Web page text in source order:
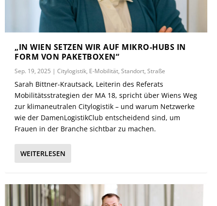
„IN WIEN SETZEN WIR AUF MIKRO-HUBS IN
FORM VON PAKETBOXEN“
Sep. 19, 2025 |Citylogistik, E-Mobilität,Standort,Straße
Sarah Bittner-Krautsack, Leiterin des Referats
Mobilitätsstrategien der MA 18, spricht über Wiens Weg
zur klimaneutralen Citylogistik – und warum Netzwerke
wie der DamenLogistikClub entscheidend sind, um
Frauen in der Branche sichtbar zu machen.
WEITERLESEN